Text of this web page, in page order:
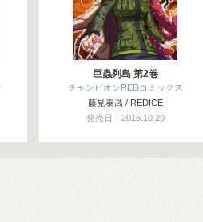
巨蟲列島 第2巻
チャンピオンREDコミックス
藤見泰高 / REDICE
発売日：2015.10.20